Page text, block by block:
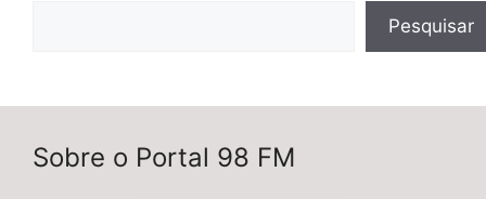
Pesquisar
Sobre o Portal 98 FM